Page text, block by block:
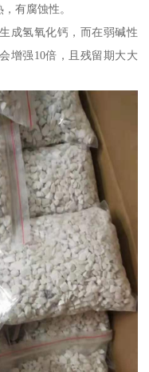
有腐蚀性。
成氢氧化钙，而在弱碱性
增强10倍，且残留期大大